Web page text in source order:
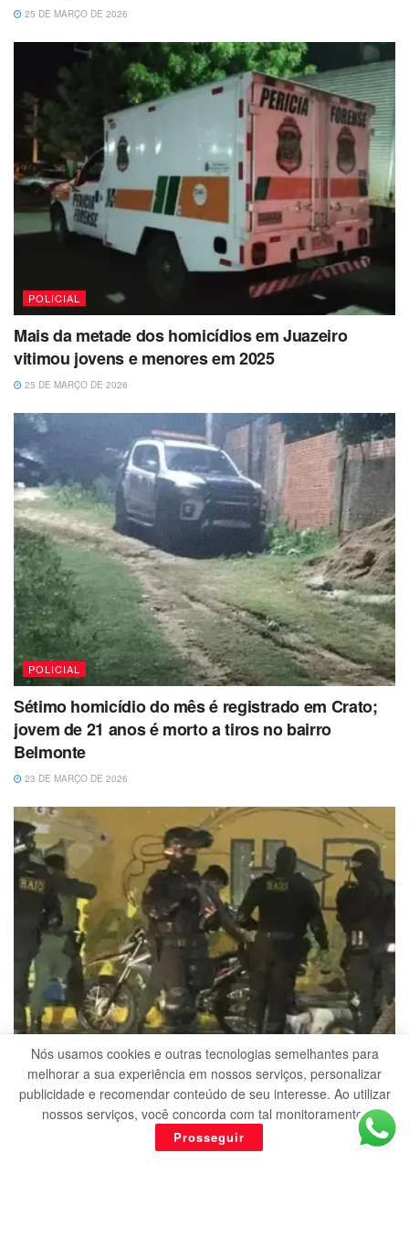
25 DE MARÇO DE 2026
POLICIAL
Mais da metade dos homicídios em Juazeiro
vitimou jovens e menores em 2025
25 DE MARÇO DE 2026
POLICIAL
Sétimo homicídio do mês é registrado em Crato;
jovem de 21 anos é morto a tiros no bairro
Belmonte
23 DE MARÇO DE 2026
POLICIAL
Suspeito morre após troca de tiros com equipe do
Raio em Crato
Nós usamos cookies e outras tecnologias semelhantes para
melhorar a sua experiência em nossos serviços, personalizar
publicidade e recomendar conteúdo de seu interesse. Ao utilizar
nossos serviços, você concorda com tal monitoramento.
Prosseguir